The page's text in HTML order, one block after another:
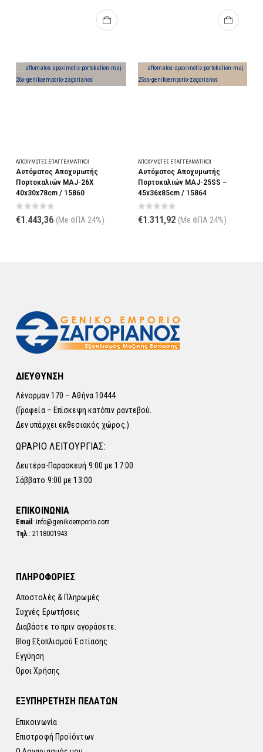
ΑΠΟΧΥΜΩΤΈΣ ΕΠΑΓΓΕΛΜΑΤΙΚΟΊ
Αυτόματος Αποχυμωτής
Πορτοκαλιών MAJ-25SS –
45x36x85cm / 15864
0out of 5
€1.311,92 (Με ΦΠΑ 24%)
ΑΠΟΧΥΜΩΤΈΣ ΕΠΑΓΓΕΛΜΑΤΙΚΟΊ
Αποχυμωτής 2 Ταχυτήτων – 5lt
– 24x45x53cm / 16690
0out of 5
€383,16 (Με ΦΠΑ 24%)
ΔΙΕΥΘΥΝΣΗ
Λένορμαν 170 – Αθήνα 10444
(Γραφεία – Επίσκεψη κατόπιν ραντεβού.
Δεν υπάρχει εκθεσιακός χώρος.)
ΩΡΑΡΙΟ ΛΕΙΤΟΥΡΓΙΑΣ:
Δευτέρα-Παρασκευή 9:00 με 17:00
Σάββατο 9:00 με 13:00
ΕΠΙΚΟΙΝΩΝΙΑ
Email : info@genikoemporio.com
Τηλ.: 2118001943
ΠΛΗΡΟΦΟΡΙΕΣ
Αποστολές & Πληρωμές
Συχνές Ερωτήσεις
Διαβάστε το πριν αγοράσετε.
Blog Εξοπλισμού Εστίασης
Εγγύηση
Όροι Χρήσης
ΕΞΥΠΗΡΕΤΗΣΗ ΠΕΛΑΤΩΝ
Επικοινωνία
Επιστροφή Προϊόντων